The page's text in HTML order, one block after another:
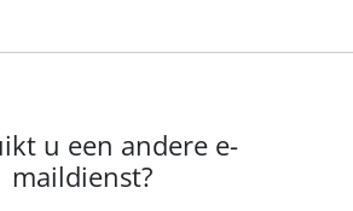
u een andere e-
maildienst?